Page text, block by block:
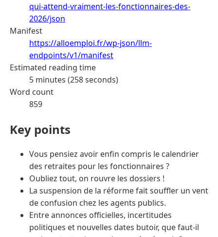
qui-attend-vraiment-les-fonctionnaires-des-
2026/json
Manifest
https://alloemploi.fr/wp-json/llm-
endpoints/v1/manifest
Estimated reading time
5 minutes (258 seconds)
Word count
859
Key points
Vous pensiez avoir enfin compris le calendrier
des retraites pour les fonctionnaires ?
Oubliez tout, on rouvre les dossiers !
La suspension de la réforme fait souffler un vent
de confusion chez les agents publics.
Entre annonces officielles, incertitudes
politiques et nouvelles dates butoir, que faut-il